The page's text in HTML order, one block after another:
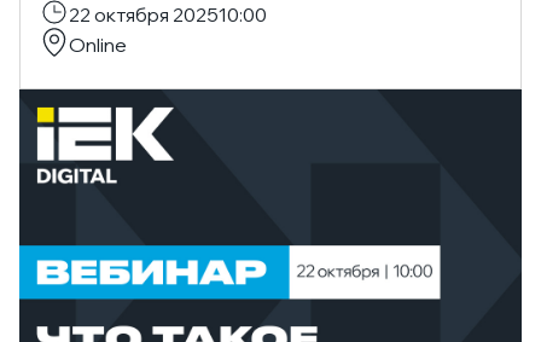
22 октября 202510:00
Online